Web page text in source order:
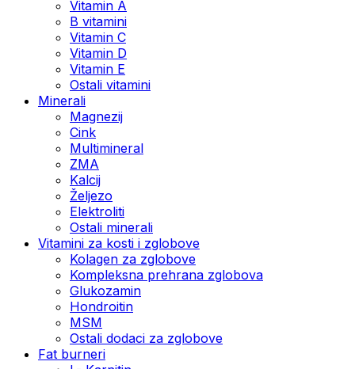
Vitamin A
B vitamini
Vitamin C
Vitamin D
Vitamin E
Ostali vitamini
Minerali
Magnezij
Cink
Multimineral
ZMA
Kalcij
Željezo
Elektroliti
Ostali minerali
Vitamini za kosti i zglobove
Kolagen za zglobove
Kompleksna prehrana zglobova
Glukozamin
Hondroitin
MSM
Ostali dodaci za zglobove
Fat burneri